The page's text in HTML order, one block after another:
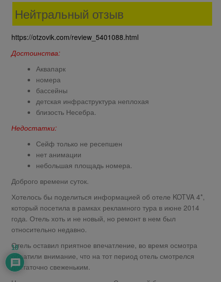
Нейтральный отзыв
https://otzovik.com/review_5401088.html
Достоинства:
Аквапарк
номера
бассейны
детская инфраструктура неплохая
близость Несебра.
Недостатки:
Сейф только не ресепшен
нет анимации
небольшая площадь номера.
Доброго времени суток.
Хотелось бы поделиться информацией об отеле KOTVA 4*,
который посетила в рамках рекламного тура в июне 2014
года. Отель хоть и не новый, но ремонт в нем был
относительно недавно.
Отель оставил приятное впечатление, во время осмотра
обратили внимание, что на тот период отель смотрелся
достаточно свеженьким.
18